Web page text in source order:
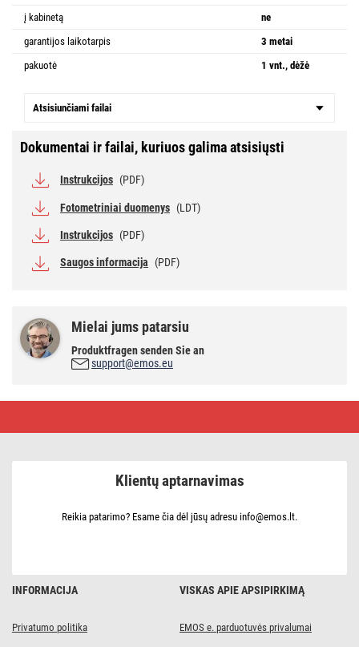
į kabinetą
ne
garantijos laikotarpis
3 metai
pakuotė
1 vnt., dėžė
Atsisiunčiami failai
Dokumentai ir failai, kuriuos galima atsisiųsti
Instrukcijos (PDF)
Fotometriniai duomenys (LDT)
Instrukcijos (PDF)
Saugos informacija (PDF)
Mielai jums patarsiu
Produktfragen senden Sie an
support@emos.eu
SIMMI
INFORMACIJA
Privatumo politika
VISKAS APIE APSIPIRKIMĄ
EMOS e. parduotuvės privalumai
Klientų aptarnavimas
Reikia patarimo? Esame čia dėl jūsų adresu info@emos.lt.